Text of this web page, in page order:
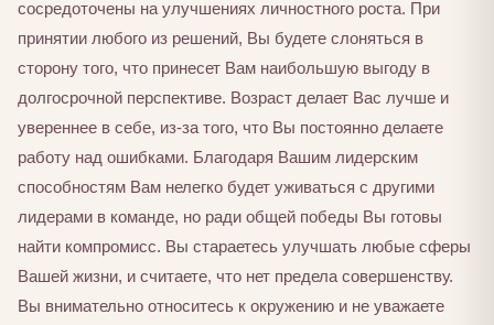
сосредоточены на улучшениях личностного роста. При
принятии любого из решений, Вы будете слоняться в
сторону того, что принесет Вам наибольшую выгоду в
долгосрочной перспективе. Возраст делает Вас лучше и
увереннее в себе, из-за того, что Вы постоянно делаете
работу над ошибками. Благодаря Вашим лидерским
способностям Вам нелегко будет уживаться с другими
лидерами в команде, но ради общей победы Вы готовы
найти компромисс. Вы стараетесь улучшать любые сферы
Вашей жизни, и считаете, что нет предела совершенству.
Вы внимательно относитесь к окружению и не уважаете